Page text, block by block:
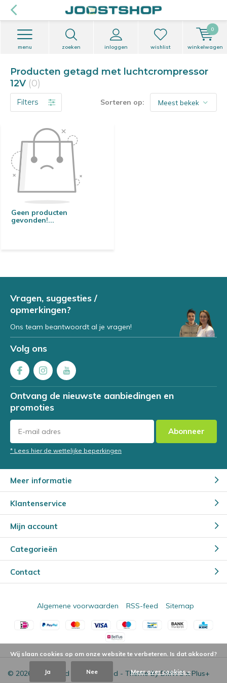
zoeken inloggen
menu wishlist winkelwagen
0
Producten getagd met luchtcrompressor
12V (0)
Filters Sorteren op:
Geen producten
gevonden!...
Vragen, suggesties /
opmerkingen?
Ons team beantwoordt al je vragen!
Volg ons
Ontvang de nieuwste aanbiedingen en
promoties
Abonneer
* Lees hier de wettelijke beperkingen
Meer informatie
Klantenservice
Mijn account
Categorieën
Contact
© 2026 - Powered by Lightspeed - Theme ByDMWSxPlus+
Algemene voorwaarden RSS-feed Sitemap
Wij slaan cookies op om onze website te verbeteren. Is dat akkoord?
Ja Nee Meer over cookies »